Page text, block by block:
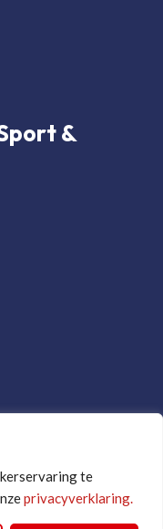
te
privacyverklaring.
&